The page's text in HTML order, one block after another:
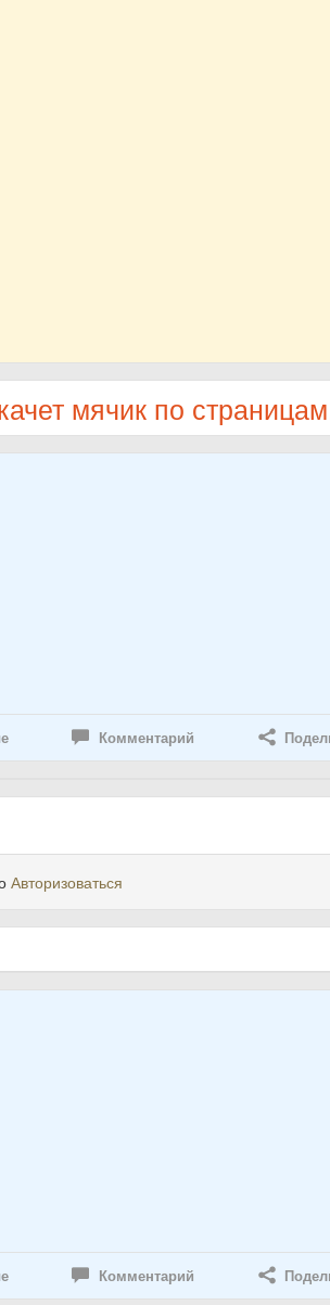
мячик по
Комментарий
Авторизоваться
Комментарий